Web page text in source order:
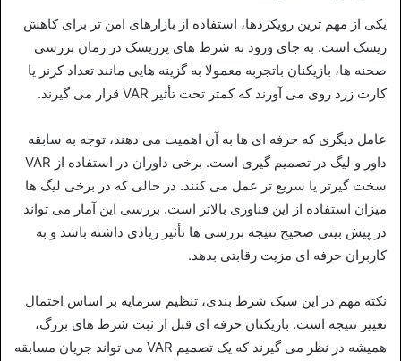
یکی از مهم‌ ترین رویکردها، استفاده از بازارهای امن‌ تر برای کاهش
ریسک است. به‌ جای ورود به شرط‌ های پرریسک در زمان بررسی
صحنه‌ ها، بازیکنان باتجربه معمولا به گزینه‌ هایی مانند تعداد کرنر یا
کارت زرد روی می‌ آورند که کمتر تحت تأثیر VAR قرار می‌ گیرند.
عامل دیگری که حرفه‌ ای‌ ها به آن اهمیت می‌ دهند، توجه به سابقه
داور و لیگ در تصمیم‌ گیری است. برخی داوران در استفاده از VAR
سخت‌ گیرتر یا سریع‌ تر عمل می‌ کنند. در حالی که در برخی لیگ‌ ها
میزان استفاده از این فناوری بالاتر است. بررسی این آمار می‌ تواند
در پیش‌ بینی صحیح نتیجه بررسی‌ ها تأثیر زیادی داشته باشد و به
کاربران حرفه‌ ای مزیت رقابتی بدهد.
نکته مهم در این سبک شرط‌ بندی، تنظیم سرمایه بر اساس احتمال
تغییر نتیجه است. بازیکنان حرفه‌ ای قبل از ثبت شرط‌ های بزرگ،
همیشه در نظر می‌ گیرند که یک تصمیم VAR می‌ تواند جریان مسابقه